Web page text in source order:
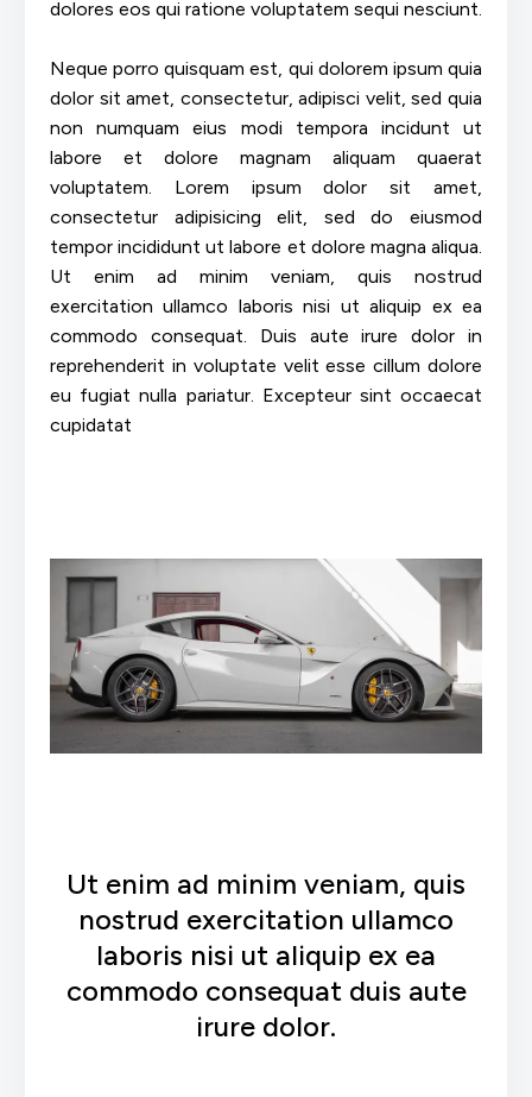
dolores eos qui ratione voluptatem sequi nesciunt.
Neque porro quisquam est, qui dolorem ipsum quia
dolor sit amet, consectetur, adipisci velit, sed quia
non numquam eius modi tempora incidunt ut
labore et dolore magnam aliquam quaerat
voluptatem. Lorem ipsum dolor sit amet,
consectetur adipisicing elit, sed do eiusmod
tempor incididunt ut labore et dolore magna aliqua.
Ut enim ad minim veniam, quis nostrud
exercitation ullamco laboris nisi ut aliquip ex ea
commodo consequat. Duis aute irure dolor in
reprehenderit in voluptate velit esse cillum dolore
eu fugiat nulla pariatur. Excepteur sint occaecat
cupidatat
Ut enim ad minim veniam, quis
nostrud exercitation ullamco
laboris nisi ut aliquip ex ea
commodo consequat duis aute
irure dolor.